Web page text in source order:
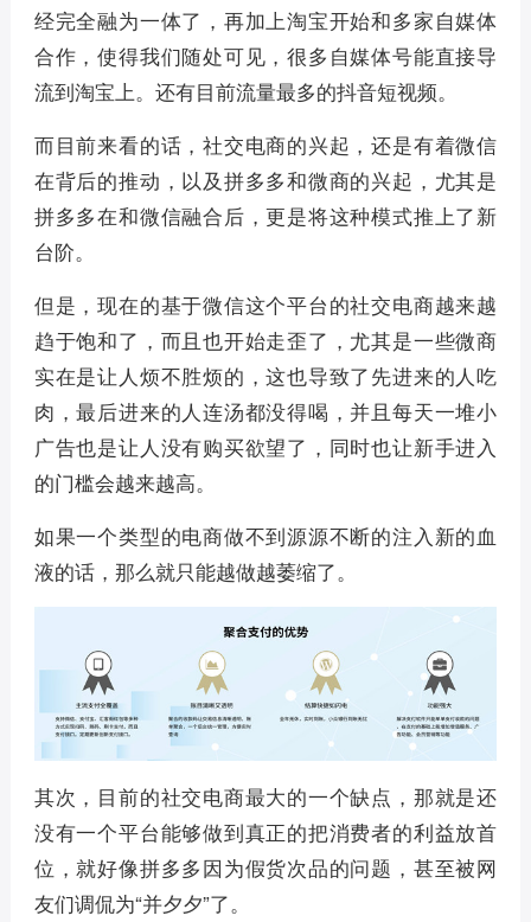
经完全融为一体了，再加上淘宝开始和多家自媒体
合作，使得我们随处可见，很多自媒体号能直接导
流到淘宝上。还有目前流量最多的抖音短视频。
而目前来看的话，社交电商的兴起，还是有着微信
在背后的推动，以及拼多多和微商的兴起，尤其是
拼多多在和微信融合后，更是将这种模式推上了新
台阶。
但是，现在的基于微信这个平台的社交电商越来越
趋于饱和了，而且也开始走歪了，尤其是一些微商
实在是让人烦不胜烦的，这也导致了先进来的人吃
肉，最后进来的人连汤都没得喝，并且每天一堆小
广告也是让人没有购买欲望了，同时也让新手进入
的门槛会越来越高。
如果一个类型的电商做不到源源不断的注入新的血
液的话，那么就只能越做越萎缩了。
其次，目前的社交电商最大的一个缺点，那就是还
没有一个平台能够做到真正的把消费者的利益放首
位，就好像拼多多因为假货次品的问题，甚至被网
友们调侃为“并夕夕”了。